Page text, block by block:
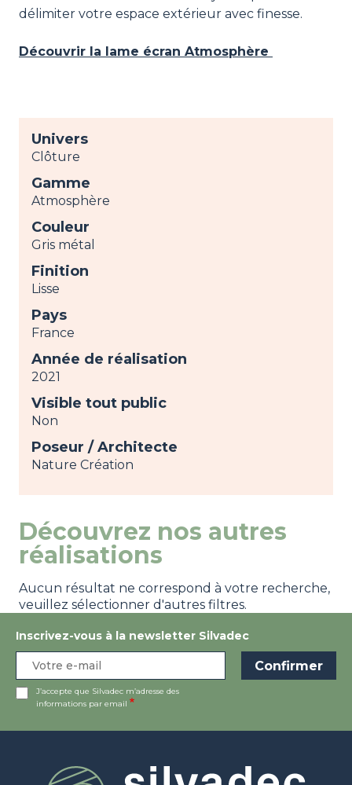
délimiter votre espace extérieur avec finesse.
Découvrir la lame écran Atmosphère
Univers
Clôture
Gamme
Atmosphère
Couleur
Gris métal
Finition
Lisse
Pays
France
Année de réalisation
2021
Visible tout public
Non
Poseur / Architecte
Nature Création
Découvrez nos autres
réalisations
Aucun résultat ne correspond à votre recherche,
veuillez sélectionner d'autres filtres.
Inscrivez-vous à la newsletter Silvadec
J’accepte que Silvadec m’adresse des
informations par email